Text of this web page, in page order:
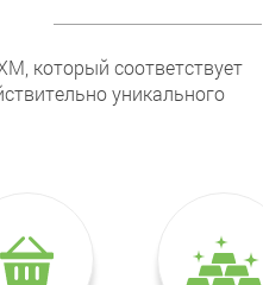
который соответствует
уникального